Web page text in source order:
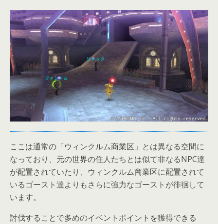
ここは通常の「ウィンクルム商業区」とは異なる空間に
なっており、元の世界の住人たちとは似て非なるNPC達
が配置されていたり、ウィンクルム商業区に配置されて
いるゴースト達よりもさらに強力なゴーストが徘徊して
います。
討伐することで多めのイベントポイントを獲得できる